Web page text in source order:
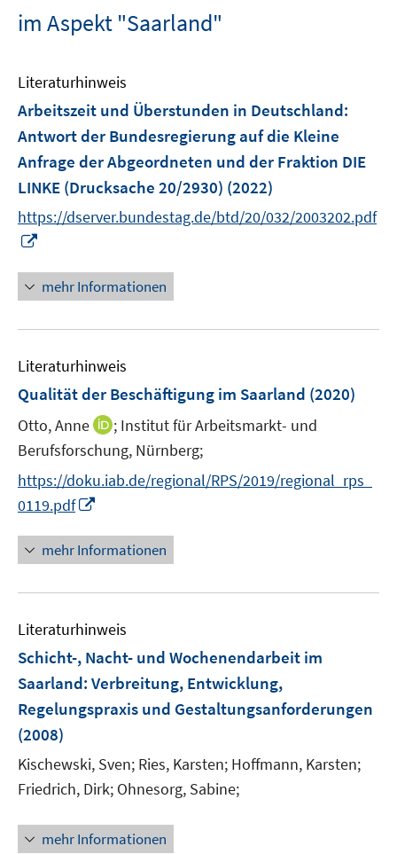
im Aspekt "Saarland"
Literaturhinweis
Arbeitszeit und Überstunden in Deutschland:
Antwort der Bundesregierung auf die Kleine
Anfrage der Abgeordneten und der Fraktion DIE
LINKE (Drucksache 20/2930) (2022)
https://dserver.bundestag.de/btd/20/032/2003202.pdf
n
e
u
m
F
n
s
t
e
r
ö
e
mehr Informationen
Literaturhinweis
Qualität der Beschäftigung im Saarland (2020)
Otto, Anne
I
n
e
e
m
e
s
t
e
f
n
n
; Institut für Arbeitsmarkt- und
Berufsforschung, Nürnberg;
https://doku.iab.de/regional/RPS/2019/regional_rps_
0119.pdf
n
e
u
m
F
n
s
e
r
ö
f
f
mehr Informationen
Literaturhinweis
Schicht-, Nacht- und Wochenendarbeit im
Saarland: Verbreitung, Entwicklung,
Regelungspraxis und Gestaltungsanforderungen
(2008)
Kischewski, Sven; Ries, Karsten; Hoffmann, Karsten;
Friedrich, Dirk; Ohnesorg, Sabine;
mehr Informationen